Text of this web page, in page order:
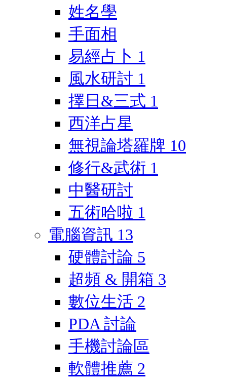
姓名學
手面相
易經占卜 1
風水研討 1
擇日&三式 1
西洋占星
無視論塔羅牌 10
修行&武術 1
中醫研討
五術哈啦 1
電腦資訊 13
硬體討論 5
超頻 & 開箱 3
數位生活 2
PDA 討論
手機討論區
軟體推薦 2